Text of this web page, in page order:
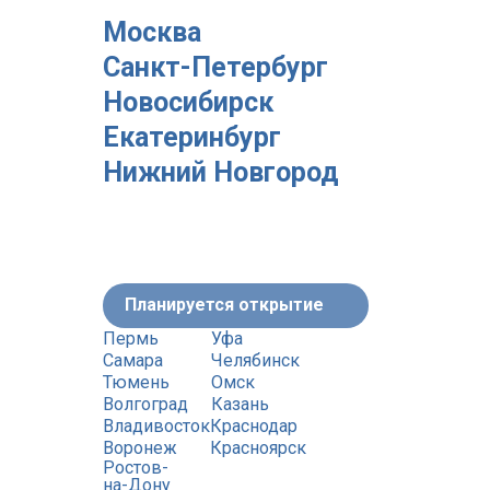
Планируется открытие
Пермь
Самара
Тюмень
Волгоград
Уфа
Челябинск
Омск
Казань
Владивосток
Воронеж
Ростов-
на-Дону
Краснодар
Красноярск
Москва
Санкт-Петербург
Новосибирск
Екатеринбург
Нижний Новгород